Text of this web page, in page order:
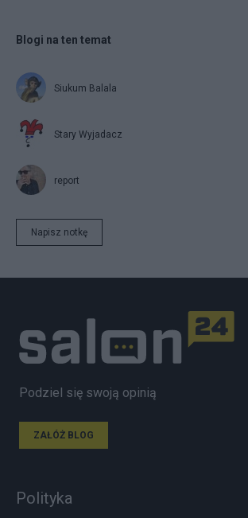
Blogi na ten temat
Siukum Balala
Stary Wyjadacz
report
Napisz notkę
Podziel się swoją opinią
ZAŁÓŻ BLOG
Polityka